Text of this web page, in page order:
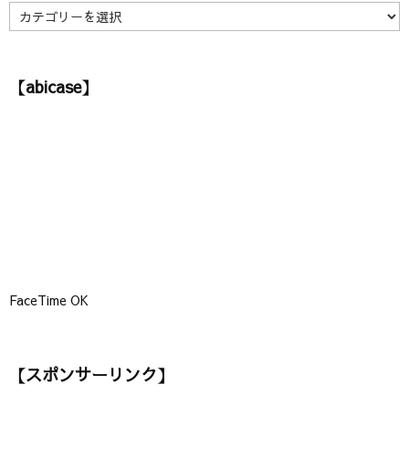
【
カ
リ【abicase】
FaceTime OK
【スポンサーリンク】